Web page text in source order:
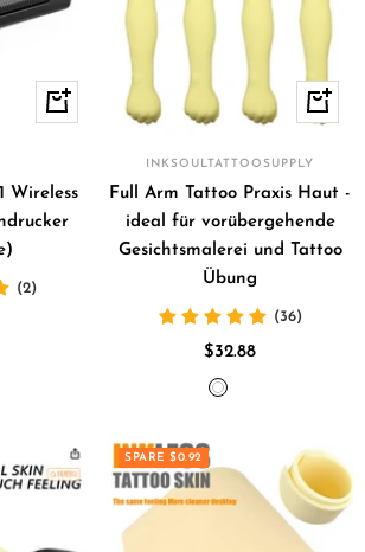
In
Wireless
(2)
INKSOULTATTOOSUPPLY
Full Arm Tattoo Praxis Haut -
ideal für vorübergehende
Gesichtsmalerei und Tattoo
Übung
(36)
Angebotspreis
$32.88
Weiß
SPARE $0.92